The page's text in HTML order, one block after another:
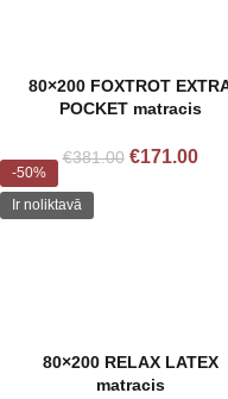
80×200 FOXTROT
POCKET matracis
€381.00 €171.00
-50%
Ir noliktavā
80×200 RELAX LATEX
matracis